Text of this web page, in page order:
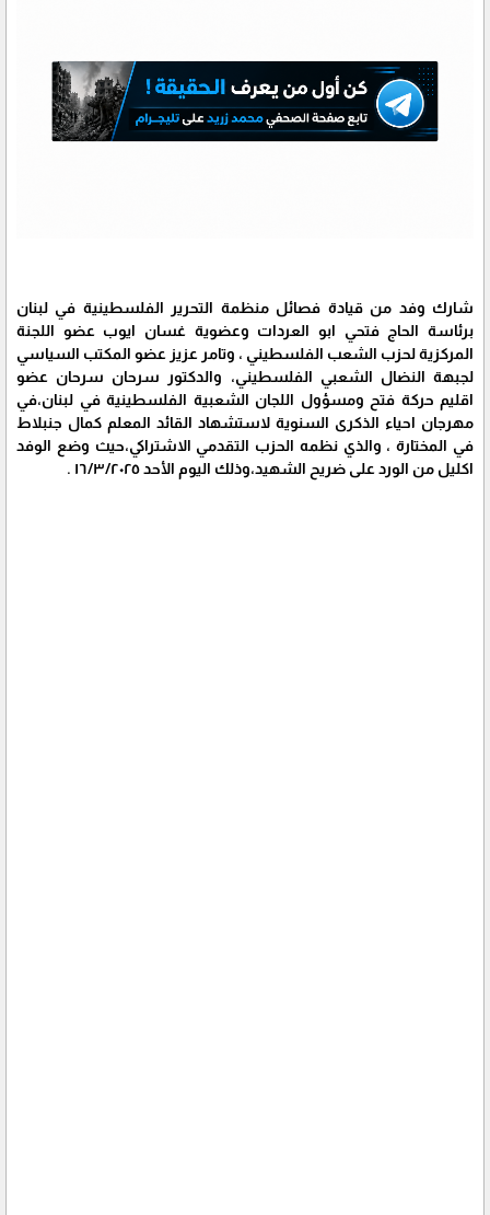
شارك وفد من قيادة فصائل منظمة التحرير الفلسطينية في لبنان
برئاسة الحاج فتحي ابو العردات وعضوية غسان ايوب عضو اللجنة
المركزية لحزب الشعب الفلسطيني ، وتامر عزيز عضو المكتب السياسي
لجبهة النضال الشعبي الفلسطيني، والدكتور سرحان سرحان عضو
اقليم حركة فتح ومسؤول اللجان الشعبية الفلسطينية في لبنان،في
مهرجان احياء الذكرى السنوية لاستشهاد القائد المعلم كمال جنبلاط
في المختارة ، والذي نظمه الحزب التقدمي الاشتراكي،حيث وضع الوفد
اكليل من الورد على ضريح الشهيد،وذلك اليوم الأحد ١٦/٣/٢٠٢٥ .